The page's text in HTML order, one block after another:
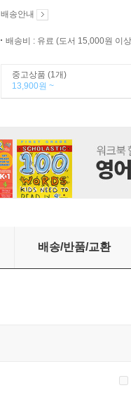
배송안내
배송비 : 유료 (도서 15,000원 이
중고상품 (1개)
13,900원 ~
배송/반품/교환